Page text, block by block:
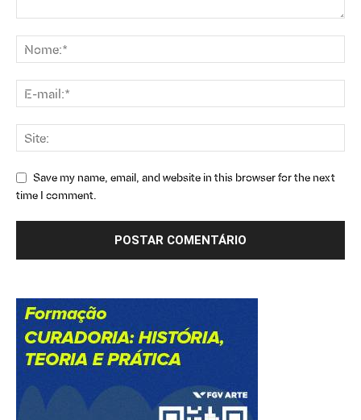
Save my name, email, and website in this browser for the next
time I comment.